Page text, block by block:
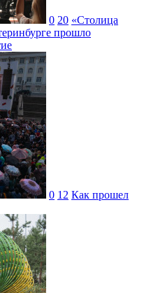
0 20 «Столица
прошло
0 12 Как прошел